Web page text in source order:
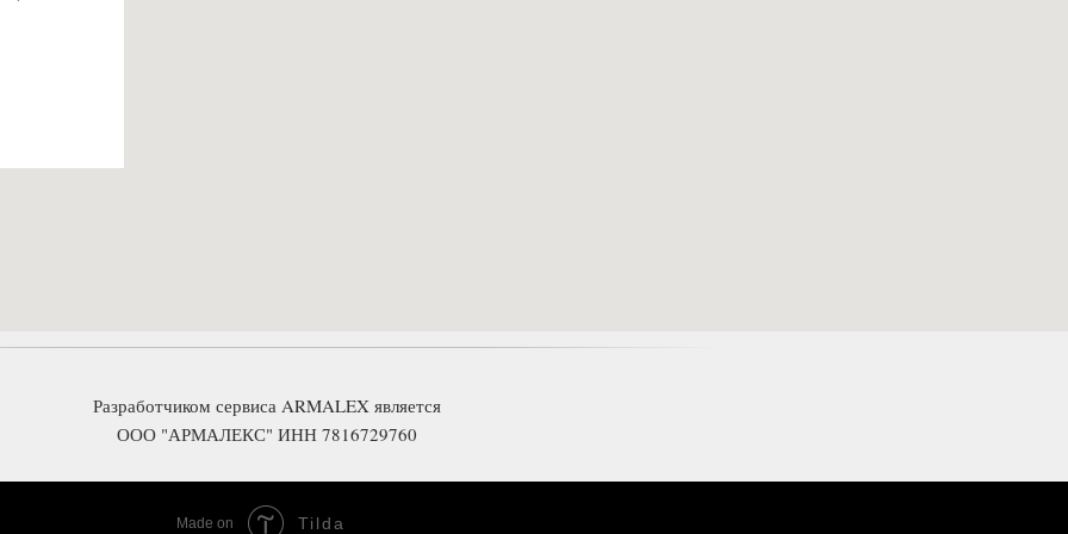
Разработчиком сервиса ARMALEX является
ООО "АРМАЛЕКС" ИНН 7816729760
Made on Tilda